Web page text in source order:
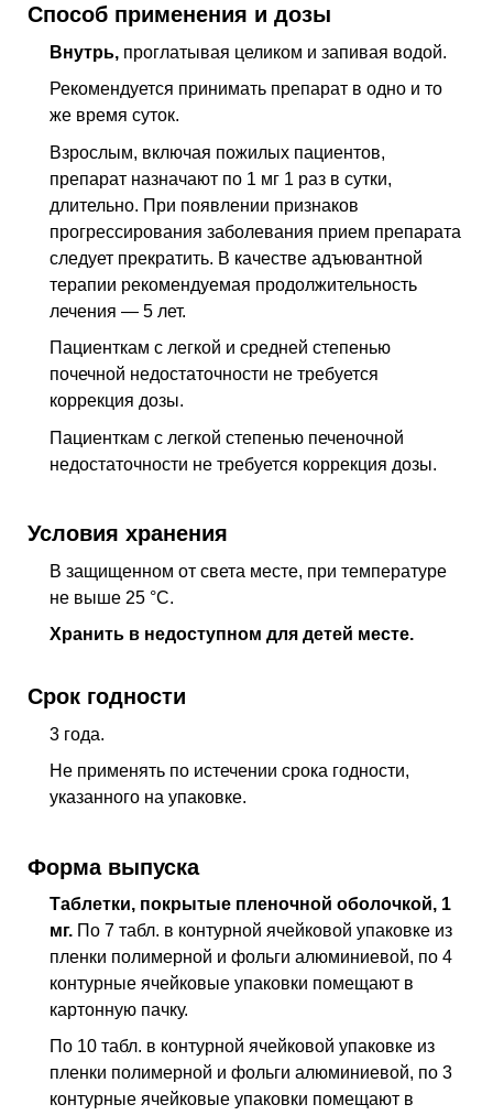
Способ применения и дозы
Внутрь, проглатывая целиком и запивая водой.
Рекомендуется принимать препарат в одно и то
же время суток.
Взрослым, включая пожилых пациентов,
препарат назначают по 1 мг 1 раз в сутки,
длительно. При появлении признаков
прогрессирования заболевания прием препарата
следует прекратить. В качестве адъювантной
терапии рекомендуемая продолжительность
лечения — 5 лет.
Пациенткам с легкой и средней степенью
почечной недостаточности не требуется
коррекция дозы.
Пациенткам с легкой степенью печеночной
недостаточности не требуется коррекция дозы.
Условия хранения
В защищенном от света месте, при температуре
не выше 25 °C.
Хранить в недоступном для детей месте.
Срок годности
3 года.
Не применять по истечении срока годности,
указанного на упаковке.
Форма выпуска
Таблетки, покрытые пленочной оболочкой, 1
мг. По 7 табл. в контурной ячейковой упаковке из
пленки полимерной и фольги алюминиевой, по 4
контурные ячейковые упаковки помещают в
картонную пачку.
По 10 табл. в контурной ячейковой упаковке из
пленки полимерной и фольги алюминиевой, по 3
контурные ячейковые упаковки помещают в